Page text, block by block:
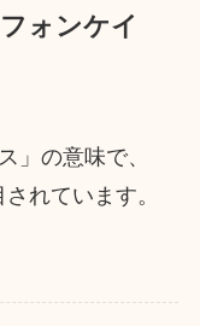
ォンケイ
」の意味で、
れています。